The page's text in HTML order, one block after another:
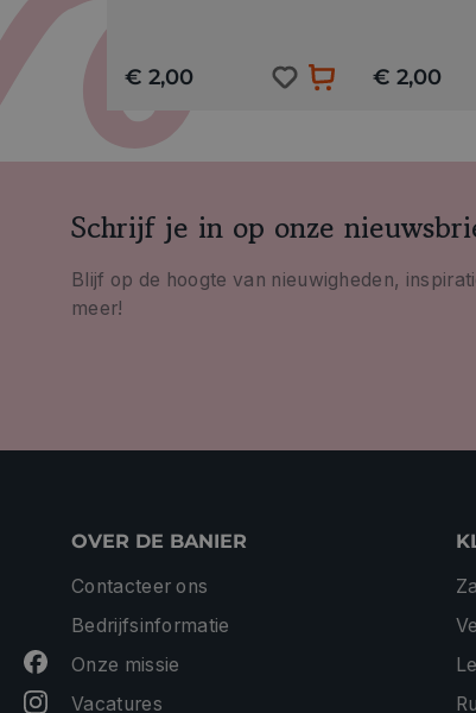
€ 2,00 € 2,00
Schrijf je in op onze
Blijf op de hoogte van nieuwigheden,
meer!
OVER DE BANIER
Contacteer ons
Bedrijfsinformatie
Onze missie
Vacatures